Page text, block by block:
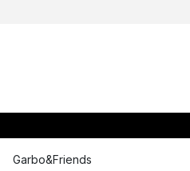
Garbo&Friends